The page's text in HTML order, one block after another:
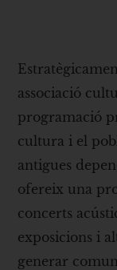
associació
programació
cultura i el
antigues
ofereix una
concerts
exposicions i
generar